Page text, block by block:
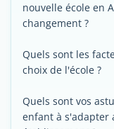
nouvelle école en
changement ?
Quels sont les
choix de l'école ?
Quels sont vos
enfant à s'adapter